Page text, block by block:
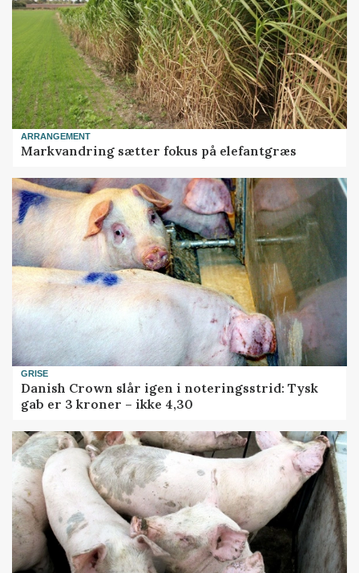
ARRANGEMENT
Markvandring sætter fokus på elefantgræs
GRISE
Danish Crown slår igen i noteringsstrid: Tysk
gab er 3 kroner – ikke 4,30